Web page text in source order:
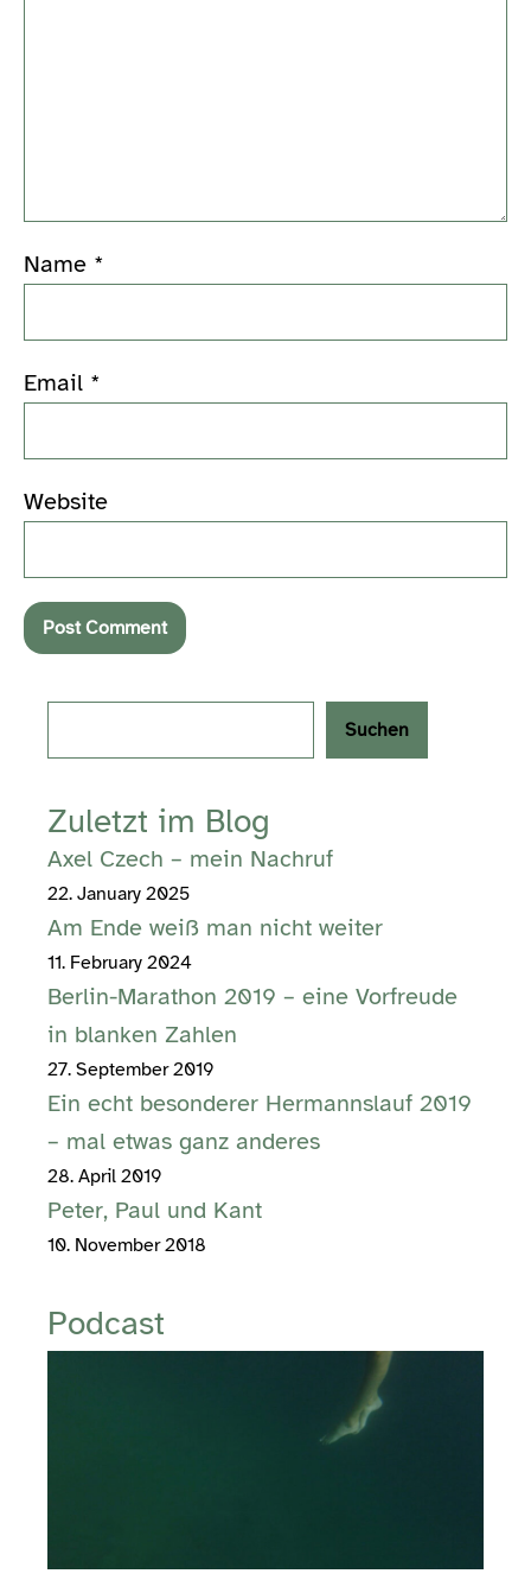
Name *
Email *
Website
Suchen
Zuletzt im Blog
Axel Czech – mein Nachruf
22. January 2025
Am Ende weiß man nicht weiter
11. February 2024
Berlin-Marathon 2019 – eine Vorfreude
in blanken Zahlen
27. September 2019
Ein echt besonderer Hermannslauf 2019
– mal etwas ganz anderes
28. April 2019
Peter, Paul und Kant
10. November 2018
Podcast